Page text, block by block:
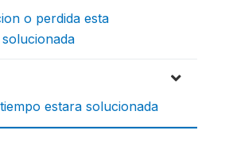
o perdida esta
estara solucionada